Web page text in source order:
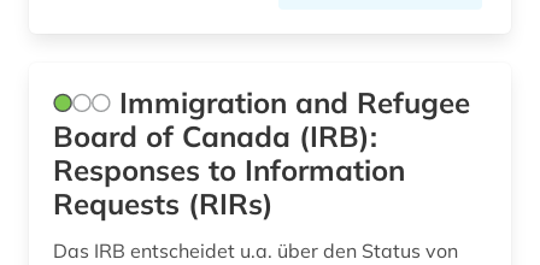
national archives london (1)
national library of scotland (1)
nationalbibliografie (1)
Immigration and Refugee
Board of Canada (IRB):
Responses to Information
Requests (RIRs)
Das IRB entscheidet u.a. über den Status von